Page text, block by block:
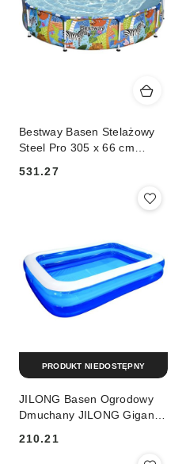
Bestway Basen Stelażowy
Steel Pro 305 x 66 cm
Cena:
531.27
JILONG Basen Ogrodowy
Dmuchany JILONG Gigant
210.21
PRODUKT NIEDOSTĘPNY